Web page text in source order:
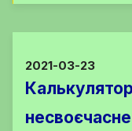
2021-03-23